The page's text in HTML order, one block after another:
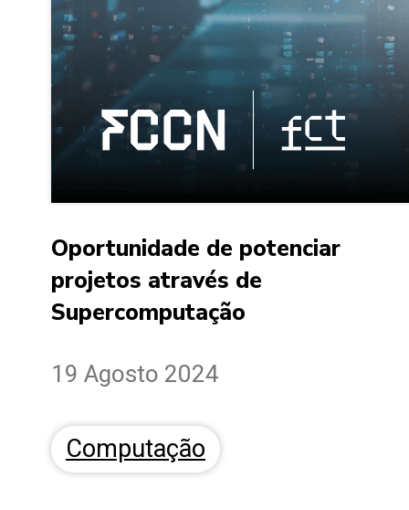
Oportunidade de potenciar
projetos através de
Supercomputação
19 Agosto 2024
Computação